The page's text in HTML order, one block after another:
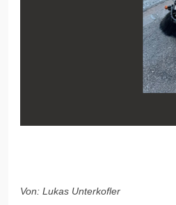
Von: Lukas Unterkofler